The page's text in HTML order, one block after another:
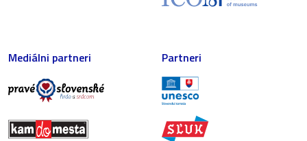
Mediálni partneri Partneri